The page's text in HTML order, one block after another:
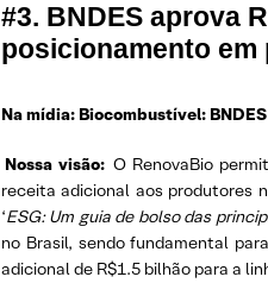
#3. BNDES aprova
posicionamento
Na mídia: Biocombustível:
Nossa visão: O RenovaBio
receita adicional aos produtores
‘ESG: Um guia de bolso das
no Brasil, sendo fundamental
adicional de R$1.5 bilhão para a